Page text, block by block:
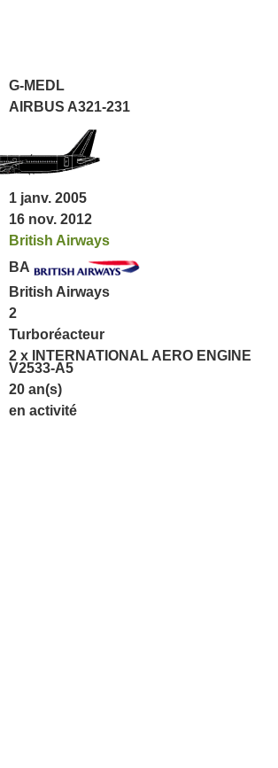
G-MEDL
AIRBUS A321-231
1 janv. 2005
16 nov. 2012
British Airways
BA
British Airways
2
Turboréacteur
2 x INTERNATIONAL AERO ENGINE
V2533-A5
20 an(s)
en activité